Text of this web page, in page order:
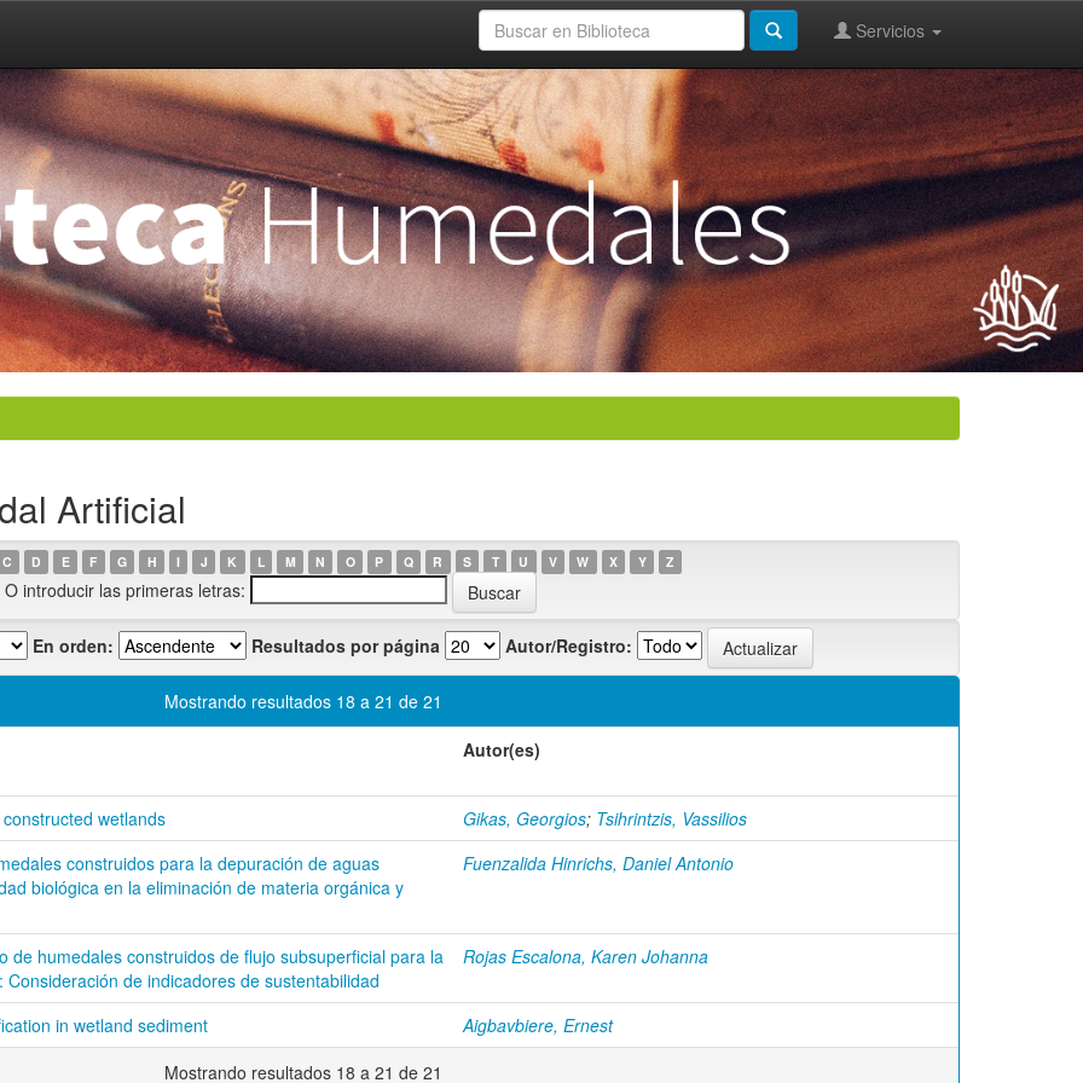
Servicios
Artificial
C D E F G H I J K L M N O P Q R S T U V W X Y Z
O introducir las primeras letras:
En orden: Resultados por página Autor/Registro:
Mostrando resultados 18 a 21 de 21
Autor(es)
wetlands Gikas, Georgios; Tsihrintzis, Vassilios
construidos para la depuración de aguas
biológica en la eliminación de materia orgánica y
Fuenzalida Hinrichs, Daniel Antonio
de humedales construidos de flujo subsuperficial para la
de indicadores de sustentabilidad
Rojas Escalona, Karen Johanna
in wetland sediment
Aigbavbiere, Ernest
Mostrando resultados 18 a 21 de 21